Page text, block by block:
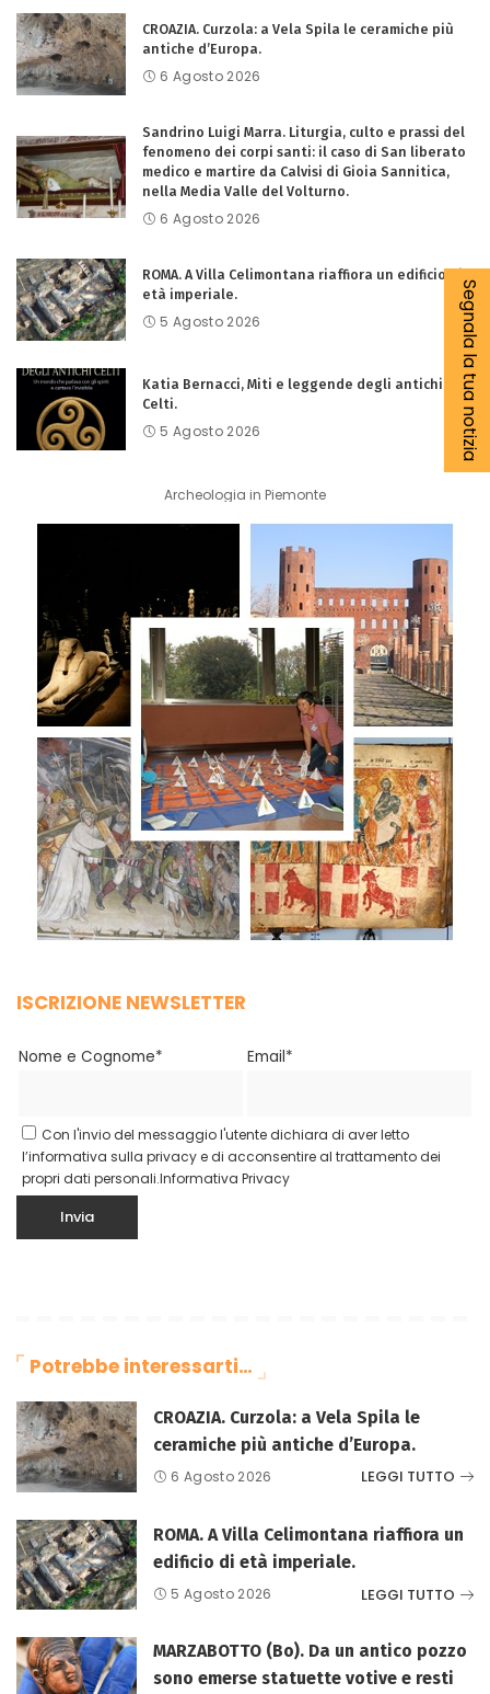
CROAZIA. Curzola: a Vela Spila le ceramiche più
antiche d’Europa.
6 Agosto 2026
Sandrino Luigi Marra. Liturgia, culto e prassi del
fenomeno dei corpi santi: il caso di San liberato
medico e martire da Calvisi di Gioia Sannitica,
nella Media Valle del Volturno.
6 Agosto 2026
ROMA. A Villa Celimontana riaffiora un edificio di
età imperiale.
5 Agosto 2026
Katia Bernacci, Miti e leggende degli antichi
Celti.
5 Agosto 2026
Archeologia in Piemonte
ISCRIZIONE NEWSLETTER
Nome e Cognome* Email*
Con l'invio del messaggio l'utente dichiara di aver letto
l’informativa sulla privacy e di acconsentire al trattamento dei
propri dati personali.Informativa Privacy
Potrebbe interessarti…
CROAZIA. Curzola: a Vela Spila le
ceramiche più antiche d’Europa.
6 Agosto 2026 LEGGI TUTTO
ROMA. A Villa Celimontana riaffiora un
edificio di età imperiale.
5 Agosto 2026 LEGGI TUTTO
MARZABOTTO (Bo). Da un antico pozzo
sono emerse statuette votive e resti
Segnala la tua notizia